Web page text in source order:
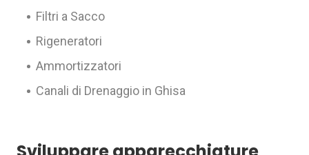
Filtri a Sacco
Rigeneratori
Ammortizzatori
Canali di Drenaggio in Ghisa